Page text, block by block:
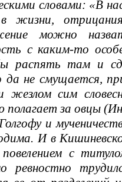
словами: «В
можно
с каким-то
распять там и
да не смущается,
сим
за овцы
и
И в
с
ревностно